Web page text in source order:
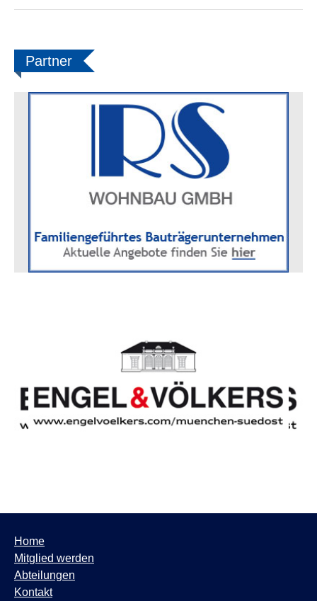
Partner
Home
Mitglied werden
Abteilungen
Kontakt